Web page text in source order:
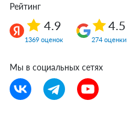
Рейтинг
4.9
1369 оценок
4.5
274 оценки
Мы в социальных сетях